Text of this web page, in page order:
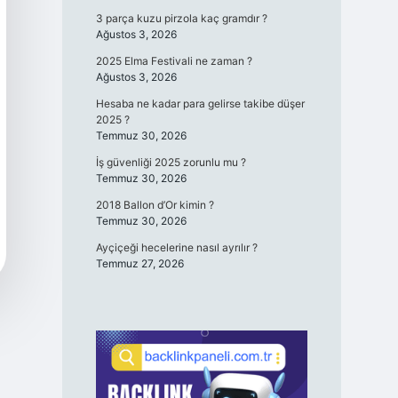
3 parça kuzu pirzola kaç gramdır ?
Ağustos 3, 2026
2025 Elma Festivali ne zaman ?
Ağustos 3, 2026
Hesaba ne kadar para gelirse takibe düşer
2025 ?
Temmuz 30, 2026
İş güvenliği 2025 zorunlu mu ?
Temmuz 30, 2026
2018 Ballon d’Or kimin ?
Temmuz 30, 2026
Ayçiçeği hecelerine nasıl ayrılır ?
Temmuz 27, 2026